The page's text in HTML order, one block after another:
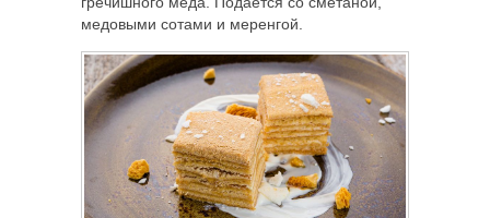
медовыми сотами и меренгой.